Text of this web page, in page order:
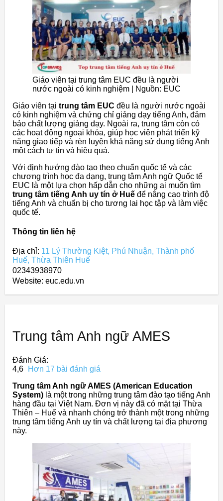
Giáo viên tại trung tâm EUC đều là người
nước ngoài có kinh nghiệm | Nguồn: EUC
Giáo viên tại trung tâm EUC đều là người nước ngoài
có kinh nghiệm và chứng chỉ giảng dạy tiếng Anh, đảm
bảo chất lượng giảng dạy. Ngoài ra, trung tâm còn có
các hoạt động ngoại khóa, giúp học viên phát triển kỹ
năng giao tiếp và rèn luyện khả năng sử dụng tiếng Anh
một cách tự tin và hiệu quả.
Với định hướng đào tạo theo chuẩn quốc tế và các
chương trình học đa dạng, trung tâm Anh ngữ Quốc tế
EUC là một lựa chọn hấp dẫn cho những ai muốn tìm
trung tâm tiếng Anh uy tín ở Huế để nâng cao trình độ
tiếng Anh và chuẩn bị cho tương lai học tập và làm việc
quốc tế.
Thông tin liên hệ
Địa chỉ: 11 Lý Thường Kiệt, Phú Nhuận, Thành phố
Huế, Thừa Thiên Huế
02343938970
Website: euc.edu.vn
Trung tâm Anh ngữ AMES
Đánh Giá:
4,6
Hơn 17 bài đánh giá
Trung tâm Anh ngữ AMES (American Education
System) là một trong những trung tâm đào tạo tiếng Anh
hàng đầu tại Việt Nam. Đơn vị này đã có mặt tại Thừa
Thiên – Huế và nhanh chóng trở thành một trong những
trung tâm tiếng Anh uy tín và chất lượng tại địa phương
này.